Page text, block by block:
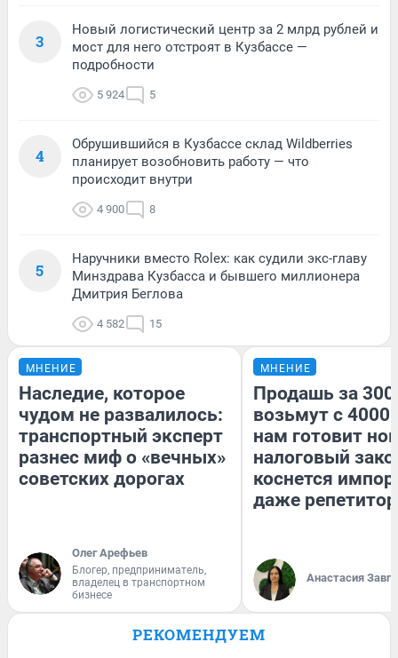
3
Новый логистический центр за 2 млрд рублей и
мост для него отстроят в Кузбассе —
подробности
5 924 5
4
Обрушившийся в Кузбассе склад Wildberries
планирует возобновить работу — что
происходит внутри
4 900 8
5
Наручники вместо Rolex: как судили экс-главу
Минздрава Кузбасса и бывшего миллионера
Дмитрия Беглова
4 582 15
МНЕНИЕ
Наследие, которое
чудом не развалилось:
транспортный эксперт
разнес миф о «вечных»
советских дорогах
Олег Арефьев
Блогер, предприниматель,
владелец в транспортном
бизнесе
МНЕНИЕ
Продашь за
возьмут с
нам готовит
налоговый
коснется
даже
Анастасия
РЕКОМЕНДУЕМ